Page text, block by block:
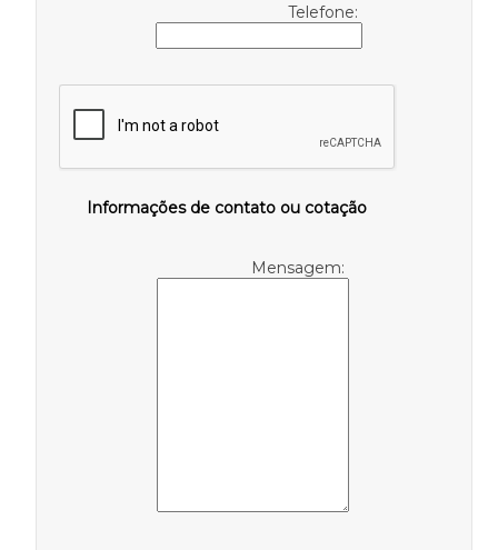
Telefone:
Informações de contato ou cotação
Mensagem: